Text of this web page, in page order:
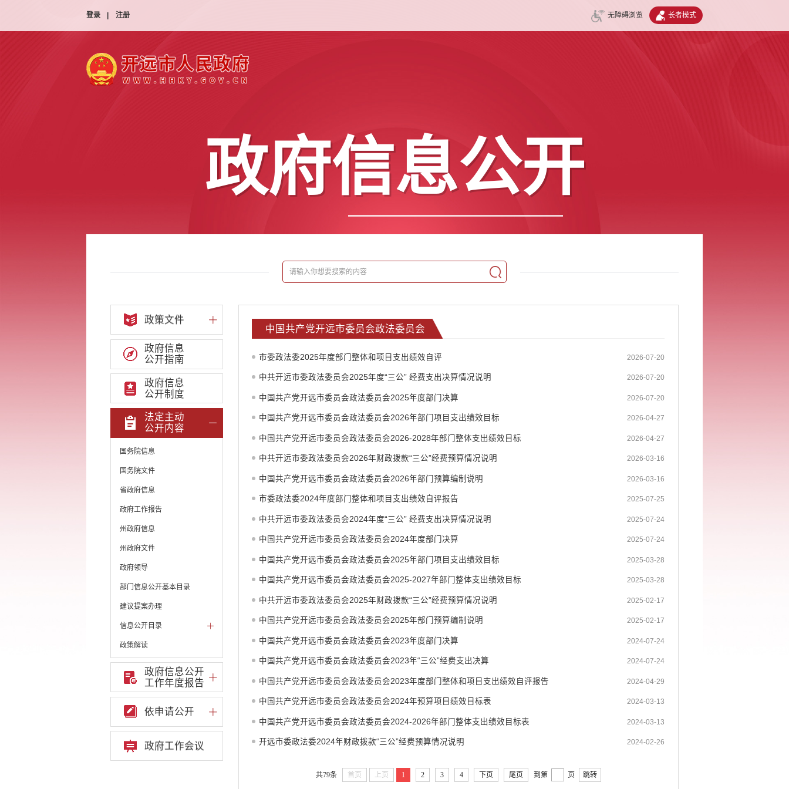
登录 注册 无障碍浏览 长者模式
政府信息公开
政策文件
政府信息
公开指南
政府信息
公开制度
法定主动
公开内容
国务院信息
国务院文件
省政府信息
政府工作报告
州政府信息
州政府文件
政府领导
部门信息公开基本目录
建议提案办理
信息公开目录
政策解读
机构职能和权责清单
自然资源政务公开
重点领域信息公开
部门单位专栏
中共开远市委办公室
政府信息公开
工作年度报告
依申请公开
政府工作会议
中国共产党开远市委员会政法委员会
市委政法委2025年度部门整体和项目支出绩效自评 2026-07-20
中共开远市委政法委员会2025年度“三公” 经费支出决算情况说明 2026-07-20
中国共产党开远市委员会政法委员会2025年度部门决算 2026-07-20
中国共产党开远市委员会政法委员会2026年部门项目支出绩效目标 2026-04-27
中国共产党开远市委员会政法委员会2026-2028年部门整体支出绩效目标 2026-04-27
中共开远市委政法委员会2026年财政拨款“三公”经费预算情况说明 2026-03-16
中国共产党开远市委员会政法委员会2026年部门预算编制说明 2026-03-16
市委政法委2024年度部门整体和项目支出绩效自评报告 2025-07-25
中共开远市委政法委员会2024年度“三公” 经费支出决算情况说明 2025-07-24
中国共产党开远市委员会政法委员会2024年度部门决算 2025-07-24
中国共产党开远市委员会政法委员会2025年部门项目支出绩效目标 2025-03-28
中国共产党开远市委员会政法委员会2025-2027年部门整体支出绩效目标 2025-03-28
中共开远市委政法委员会2025年财政拨款“三公”经费预算情况说明 2025-02-17
中国共产党开远市委员会政法委员会2025年部门预算编制说明 2025-02-17
中国共产党开远市委员会政法委员会2023年度部门决算 2024-07-24
中国共产党开远市委员会政法委员会2023年“三公”经费支出决算 2024-07-24
中国共产党开远市委员会政法委员会2023年度部门整体和项目支出绩效自评报告 2024-04-29
中国共产党开远市委员会政法委员会2024年预算项目绩效目标表 2024-03-13
中国共产党开远市委员会政法委员会2024-2026年部门整体支出绩效目标表 2024-03-13
开远市委政法委2024年财政拨款“三公”经费预算情况说明 2024-02-26
共79条 首页 上页 1 2 3 4 下页 尾页 到第 页 跳转